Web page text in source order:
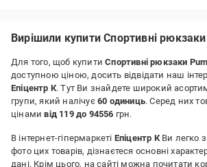
Вирішили купити Спортивні
Для того, щоб купитиСпортивні рюкзаки
доступною ціною, досить відвідати наш
Епіцентр К. Тут Ви знайдете широкий
групи, який налічує 60 одиниць. Серед них
цінамивід 119 до 94556 грн.
В інтернет-гіпермаркеті Епіцентр КВи легко
фото цих товарів, дізнаєтеся основні
дані. Крім цього, на сайті можна почитати